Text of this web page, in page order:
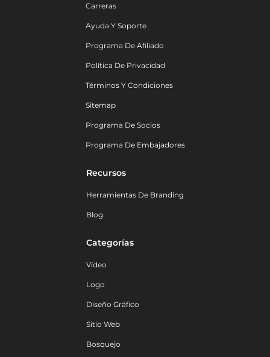
Carreras
Ayuda Y Soporte
Programa De Afiliado
Política De Privacidad
Términos Y Condiciones
Sitemap
Programa De Socios
Programa De Embajadores
Recursos
Herramientas De Branding
Blog
Categorías
Vídeo
Logo
Diseño Gráfico
Sitio Web
Bosquejo